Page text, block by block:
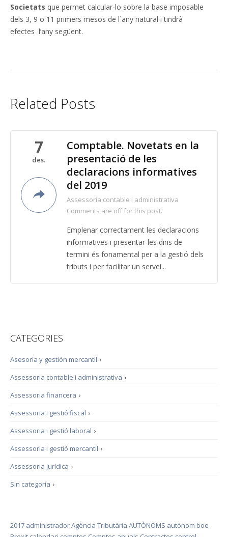
Societats que permet calcular-lo sobre la base imposable
dels 3, 9 o 11 primers mesos de l´any natural i tindrà
efectes l’any següent.
Related Posts
7
des.
Comptable. Novetats en la
presentació de les
declaracions informatives
del 2019
Assessoria contable i administrativa
Comments are off for this post.
Emplenar correctament les declaracions
informatives i presentar-les dins de
termini és fonamental per a la gestió dels
tributs i per facilitar un servei...
CATEGORIES
›
Asesoría y gestión mercantil
›
Assessoria contable i administrativa
›
Assessoria financera
›
Assessoria i gestió fiscal
›
Assessoria i gestió laboral
›
Assessoria i gestió mercantil
›
Assessoria jurídica
›
Sin categoría
2017 administradorAgència Tributària AUTÒNOMS autònom boe